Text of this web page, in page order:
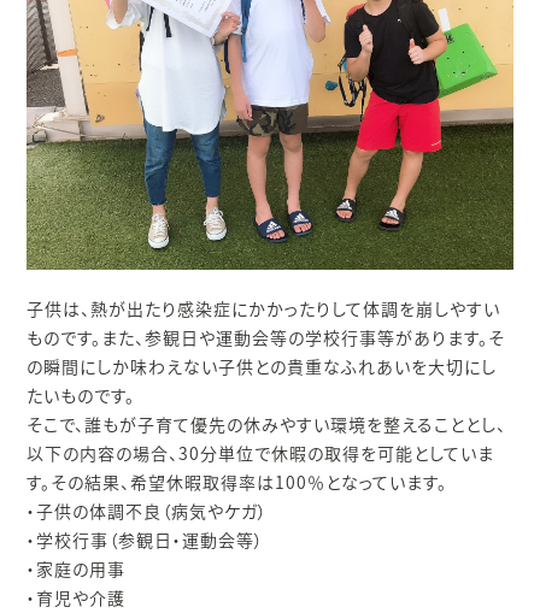
子供は、熱が出たり感染症にかかったりして体調を崩しやすい
ものです。また、参観日や運動会等の学校行事等があります。そ
の瞬間にしか味わえない子供との貴重なふれあいを大切にし
たいものです。
そこで、誰もが子育て優先の休みやすい環境を整えることとし、
以下の内容の場合、30分単位で休暇の取得を可能としていま
す。その結果、希望休暇取得率は100％となっています。
・子供の体調不良（病気やケガ）
・学校行事（参観日・運動会等）
・家庭の用事
・育児や介護